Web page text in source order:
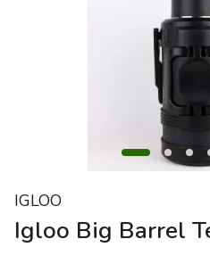
IGLOO
Igloo Big Barrel